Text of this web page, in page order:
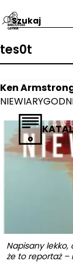
tes0t
Napisany lekko,
że to reportaż –
Ken